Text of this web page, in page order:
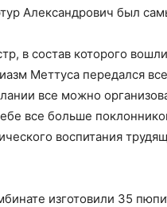
Александрович был
в состав которого
Меттуса передался
все можно
все больше
воспитания
изготовили 35